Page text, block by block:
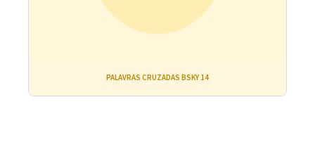
PALAVRAS CRUZADAS BSKY 14